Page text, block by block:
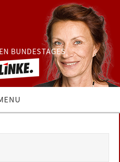
BUNDESTAGES